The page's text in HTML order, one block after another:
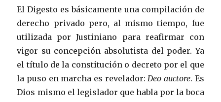
El Digesto es básicamente una compilación de
derecho privado pero, al mismo tiempo, fue
utilizada por Justiniano para reafirmar con
vigor su concepción absolutista del poder. Ya
el título de la constitución o decreto por el que
la puso en marcha es revelador: Deo auctore. Es
Dios mismo el legislador que habla por la boca